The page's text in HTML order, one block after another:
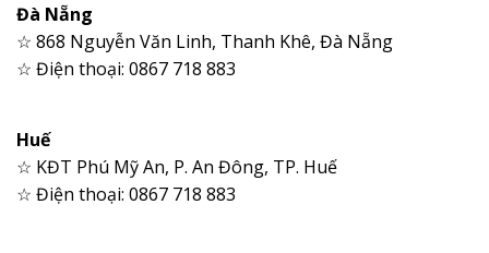
Đà Nẵng
☆ 868 Nguyễn Văn Linh, Thanh Khê, Đà Nẵng
☆ Điện thoại: 0867 718 883
Huế
☆ KĐT Phú Mỹ An, P. An Đông, TP. Huế
☆ Điện thoại: 0867 718 883